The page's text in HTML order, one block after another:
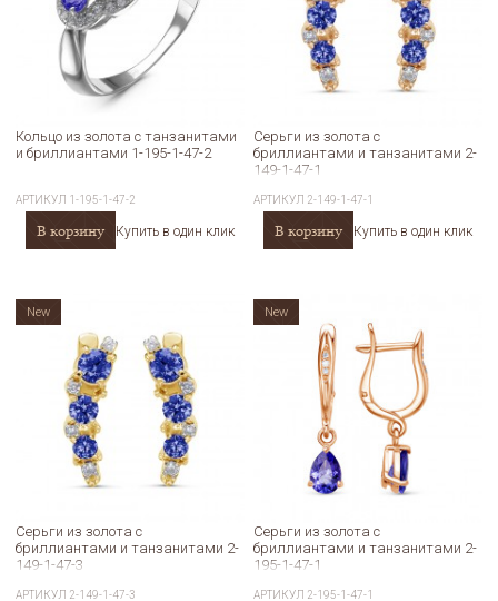
Кольцо из золота с танзанитами
и бриллиантами 1-195-1-47-2
АРТИКУЛ 1-195-1-47-2
В корзину Купить в один клик
Серьги из золота с
бриллиантами и танзанитами 2-
149-1-47-1
АРТИКУЛ 2-149-1-47-1
В корзину Купить в один клик
Серьги из золота с
бриллиантами и танзанитами 2-
149-1-47-3
АРТИКУЛ 2-149-1-47-3
New
Серьги из золота с
бриллиантами и танзанитами 2-
195-1-47-1
АРТИКУЛ 2-195-1-47-1
New